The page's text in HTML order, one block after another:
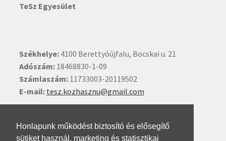
Honlapunk működést biztosító és elősegítő
sütiket használ, marketing és statisztikai
TeSz Egyesület
Székhelye:4100 Berettyóújfalu, Bocskai u. 21
Adószám:18468830-1-09
Számlaszám:11733003-20119502
E-mail: tesz.kozhasznu@gmail.com